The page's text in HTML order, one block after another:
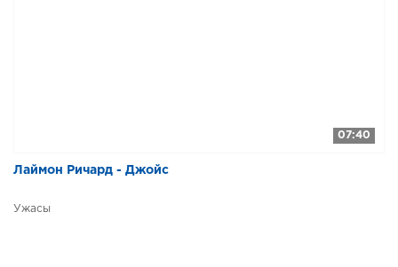
07:40
Лаймон Ричард - Джойс
Ужасы